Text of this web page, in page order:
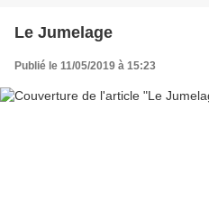
Le Jumelage
Publié le 11/05/2019 à 15:23